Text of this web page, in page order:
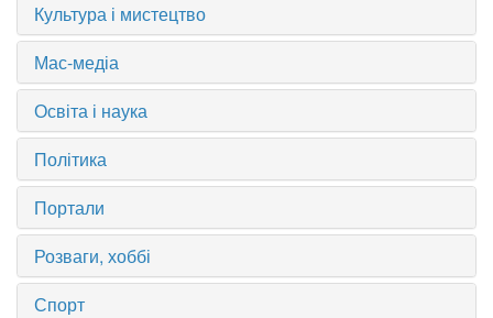
Культура і мистецтво
Мас-медіа
Освіта і наука
Політика
Портали
Розваги, хоббі
Спорт